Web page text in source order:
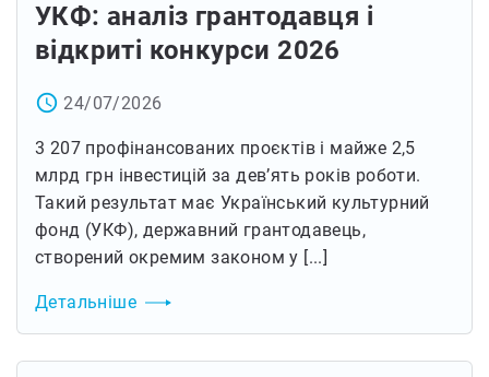
УКФ: аналіз грантодавця і
відкриті конкурси 2026
access_time 24/07/2026
3 207 профінансованих проєктів і майже 2,5
млрд грн інвестицій за дев’ять років роботи.
Такий результат має Український культурний
фонд (УКФ), державний грантодавець,
створений окремим законом у [...]
Детальніше